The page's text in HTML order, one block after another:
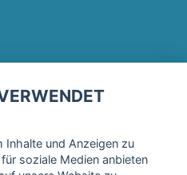
ein und erhalte regelmäßig
Inhalte und Anzeigen zu
soziale Medien anbieten